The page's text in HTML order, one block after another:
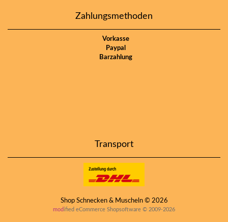
Zahlungsmethoden
Vorkasse
Paypal
Barzahlung
Transport
Shop Schnecken & Muscheln © 2026
modified eCommerce Shopsoftware © 2009-2026